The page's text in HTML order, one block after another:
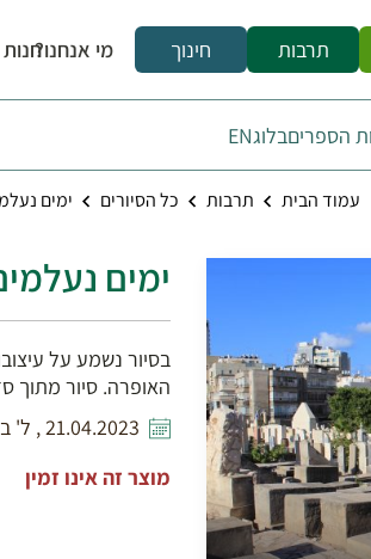
תרבות חינוך מי אנחנו?
הספריםבלוגEN
עמוד הבית תרבות כל הסיורים ימים
ימים
בסיור נשמע על
האופרה. סיור מתוך
21.04.2023 , ל' בניסן תשפ"ג
מוצר זה אינו זמין